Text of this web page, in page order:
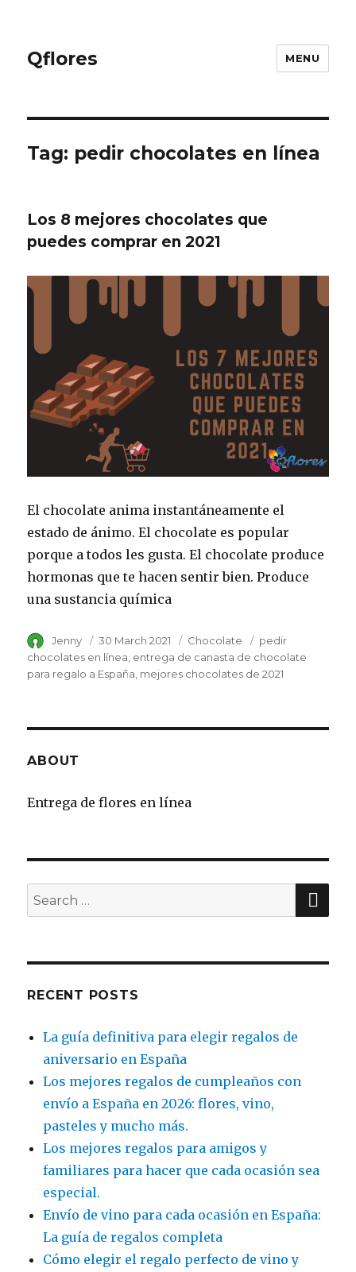
Qflores MENU
Tag: pedir chocolates en línea
Los 8 mejores chocolates que
puedes comprar en 2021
El chocolate anima instantáneamente el
estado de ánimo. El chocolate es popular
porque a todos les gusta. El chocolate produce
hormonas que te hacen sentir bien. Produce
una sustancia química
Author
Jenny
Posted
on
30 March 2021 Category
Chocolate Tags
pedir
chocolates en línea entrega de canasta de chocolate
para regalo a España mejores chocolates de 2021
ABOUT
Entrega de flores en línea
Search
for:
RECENT POSTS
La guía definitiva para elegir regalos de
aniversario en España
Los mejores regalos de cumpleaños con
envío a España en 2026: flores, vino,
pasteles y mucho más.
Los mejores regalos para amigos y
familiares para hacer que cada ocasión sea
especial.
Envío de vino para cada ocasión en España:
La guía de regalos completa
Cómo elegir el regalo perfecto de vino y